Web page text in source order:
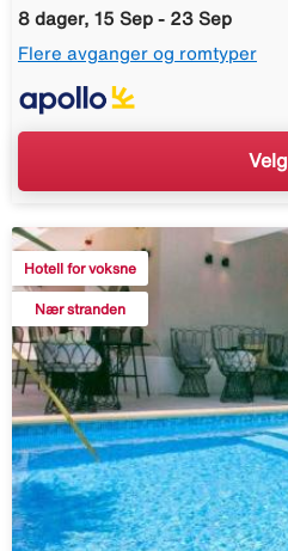
8 dager, 15 Sep - 23 Sep
Flere avganger og romtyper
Velg
Hotell for voksne
Nær stranden